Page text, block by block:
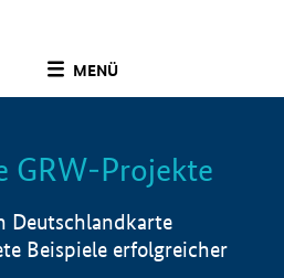
MENÜ
Info
GRW-Projekte
Deutschlandkarte
Beispiele erfolgreicher